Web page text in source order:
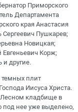
Приморского
Департамента
края Анастасия
Сергеевич Пушкарев;
Новицкая;
Евгеньевич Корж;
другие.
плит
Иисуса Христа.
кладбище в
под нее уже выделено,